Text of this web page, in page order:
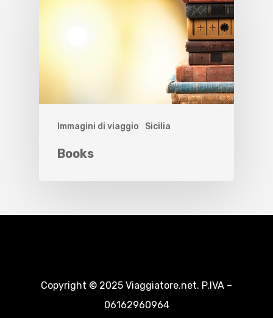
Immagini di viaggio Sicilia
Books
Copyright © 2025 Viaggiatore.net. P.IVA –
06162960964